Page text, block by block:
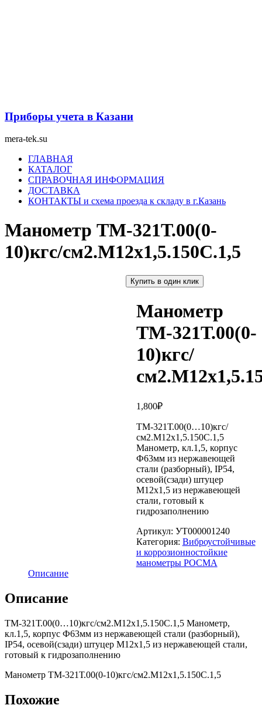
Приборы учета в Казани
mera-tek.su
МенюГЛАВНАЯ
КАТАЛОГ
СПРАВОЧНАЯ ИНФОРМАЦИЯ
ДОСТАВКА
КОНТАКТЫ и схема проезда к складу в г.Казань
Манометр ТМ-321Т.00(0-
10)кгс/см2.М12х1,5.150С.1,5
Купить в один клик
Манометр
ТМ-321Т.00(0-
10)кгс/
1,800₽
ТМ-321Т.00(0…10)кгс/
см2.М12х1,5.150С.1,5
Манометр, кл.1,5, корпус
Ф63мм из нержавеющей
стали (разборный), IP54,
осевой(сзади) штуцер
М12х1,5 из нержавеющей
стали, готовый к
гидрозаполнению
Артикул: УТ000001240
Категория: Виброустойчивые
и коррозионностойкие
манометры РОСМА
Описание
Описание
ТМ-321Т.00(0…10)кгс/см2.М12х1,5.150С.1,5 Манометр,
кл.1,5, корпус Ф63мм из нержавеющей стали (разборный),
IP54, осевой(сзади) штуцер М12х1,5 из нержавеющей стали,
готовый к гидрозаполнению
Манометр ТМ-321Т.00(0-10)кгс/см2.М12х1,5.150С.1,5
Похожие